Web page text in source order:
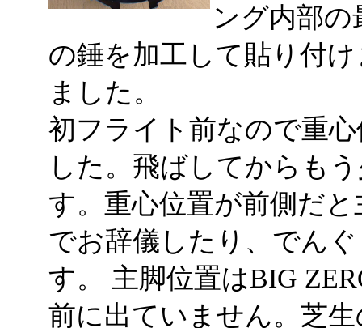
ング内部
の錘を加工して貼り付
ました。
初フライト前なので重
した。飛ばしてからも
す。重心位置が前側だ
でお辞儀したり、でん
す。 主脚位置はBIG
前に出ていません。芝